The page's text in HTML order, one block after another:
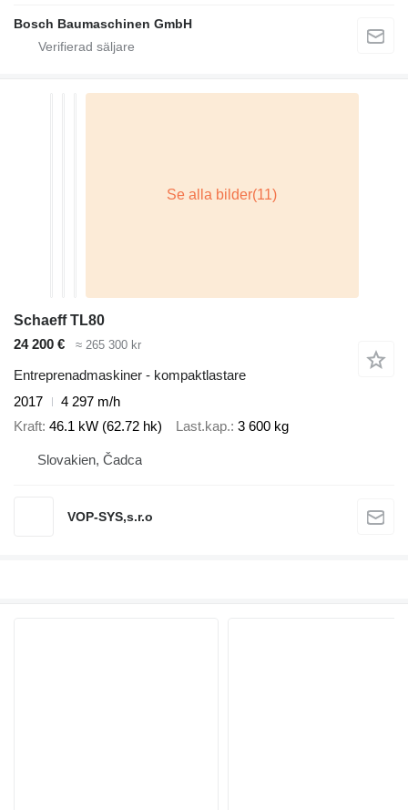
Bosch Baumaschinen GmbH
Schaeff TL80
24 200 €
≈ 265 300 kr
Entreprenadmaskiner - kompaktlastare
2017
4 297 m/h
Kraft 46.1 kW (62.72 hk) Last.kap. 3 600 kg
Slovakien, Čadca
VOP-SYS,s.r.o